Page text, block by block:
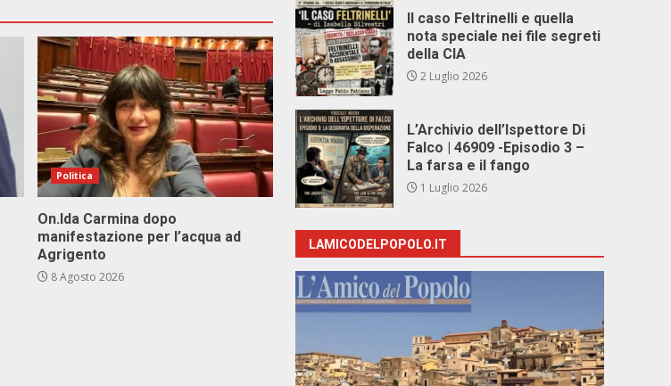
Politica
On.Ida Carmina dopo
manifestazione per l’acqua ad
Agrigento
8 Agosto 2026
Il caso Feltrinelli e quella
nota speciale nei file segreti
della CIA
2 Luglio 2026
L’Archivio dell’Ispettore Di
Falco | 46909 -Episodio 3 –
La farsa e il fango
1 Luglio 2026
LAMICODELPOPOLO.IT